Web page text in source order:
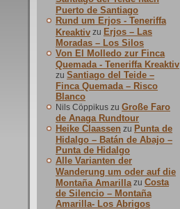
Puerto de Santiago
Rund um Erjos - Teneriffa
Kreaktiv zu Erjos – Las
Moradas – Los Silos
Von El Molledo zur Finca
Quemada - Teneriffa Kreaktiv
zu Santiago del Teide –
Finca Quemada – Risco
Blanco
Nils Cöppikus zu Große Faro
de Anaga Rundtour
Heike Claassen zu Punta de
Hidalgo – Batán de Abajo –
Punta de Hidalgo
Alle Varianten der
Wanderung um oder auf die
Montaña Amarilla zu Costa
de Silencio – Montaña
Amarilla- Los Abrigos